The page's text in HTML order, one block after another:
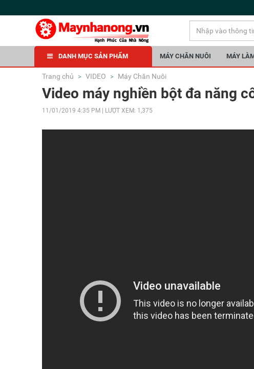
DANH MỤC SẢN PHẨM MÁY CHĂN NUÔI MÁY
Trang chủ VIDEO Máy Chăn Nuôi
Video máy nghiền bột đa năng
11/01/2019 4:35 PM | LƯỢT XEM: 1,375